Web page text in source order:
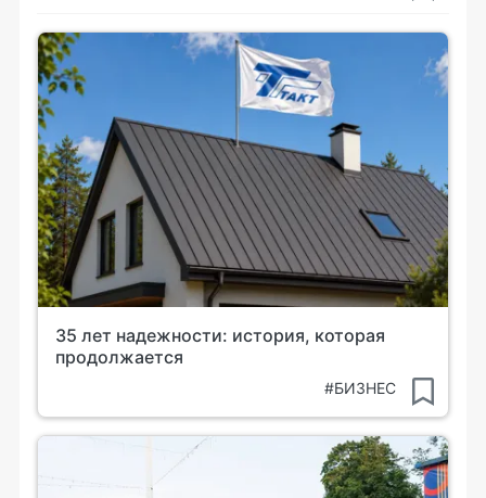
35 лет надежности: история, которая
продолжается
#БИЗНЕС